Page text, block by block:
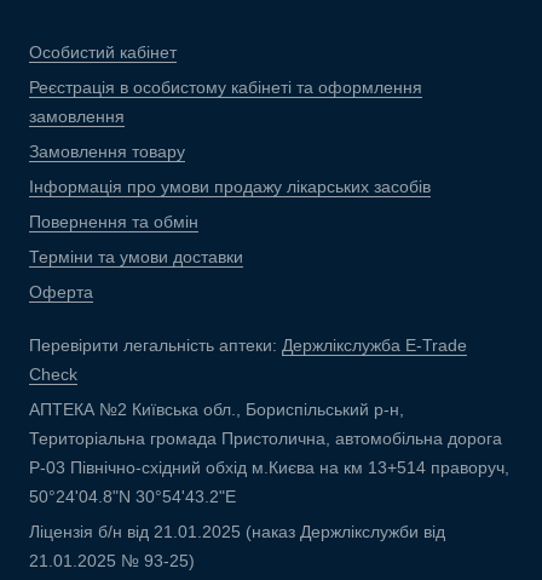
Особистий кабінет
Реєстрація в особистому кабінеті та оформлення
замовлення
Замовлення товару
Інформація про умови продажу лікарських засобів
Повернення та обмін
Терміни та умови доставки
Оферта
Перевірити легальність аптеки: Держлікслужба E-Trade
Check
АПТЕКА №2 Київська обл., Бориспільський р-н,
Територіальна громада Пристолична, автомобільна дорога
Р-03 Північно-східний обхід м.Києва на км 13+514 праворуч,
50°24'04.8"N 30°54'43.2"E
Ліцензія б/н від 21.01.2025 (наказ Держлікслужби від
21.01.2025 № 93-25)